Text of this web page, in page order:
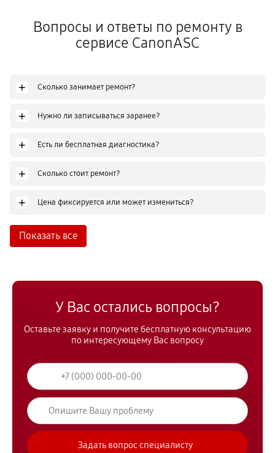
Вопросы и ответы по ремонту в
сервисе CanonASC
+ Сколько занимает ремонт?
+ Нужно ли записываться заранее?
+ Есть ли бесплатная диагностика?
+ Сколько стоит ремонт?
+ Цена фиксируется или может измениться?
Показать все
У Вас остались вопросы?
Оставьте заявку и получите бесплатную консультацию
по интересующему Вас вопросу